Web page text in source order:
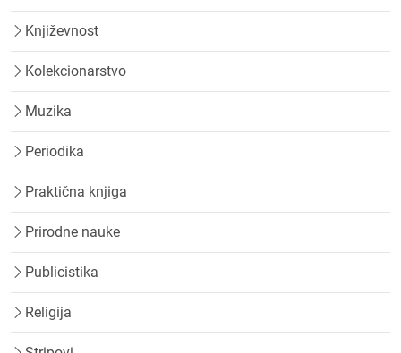
Književnost
Kolekcionarstvo
Muzika
Periodika
Praktična knjiga
Prirodne nauke
Publicistika
Religija